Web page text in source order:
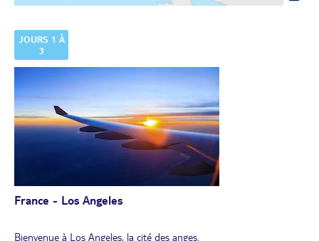
JOURS 1 À
3
France - Los Angeles
Bienvenue à Los Angeles, la cité des anges.